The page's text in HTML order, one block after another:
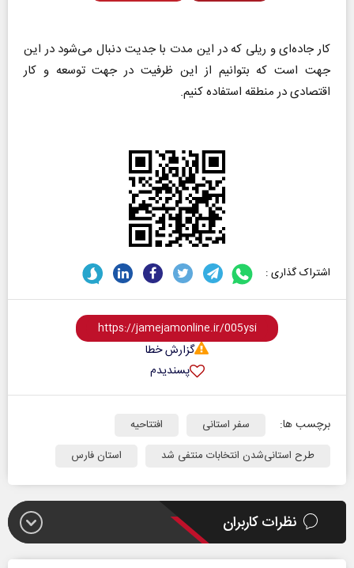
کار جاده‌ای و ریلی که در این مدت با جدیت دنبال می‌شود در این
جهت است که بتوانیم از این ظرفیت در جهت توسعه و کار
اقتصادی در منطقه استفاده کنیم.
اشتراک گذاری :
گزارش خطا
پسندیدم
برچسب ها: سفر استانی
افتتاحیه
طرح استانی‌شدن انتخابات منتفی شد
استان فارس
نظرات کاربران